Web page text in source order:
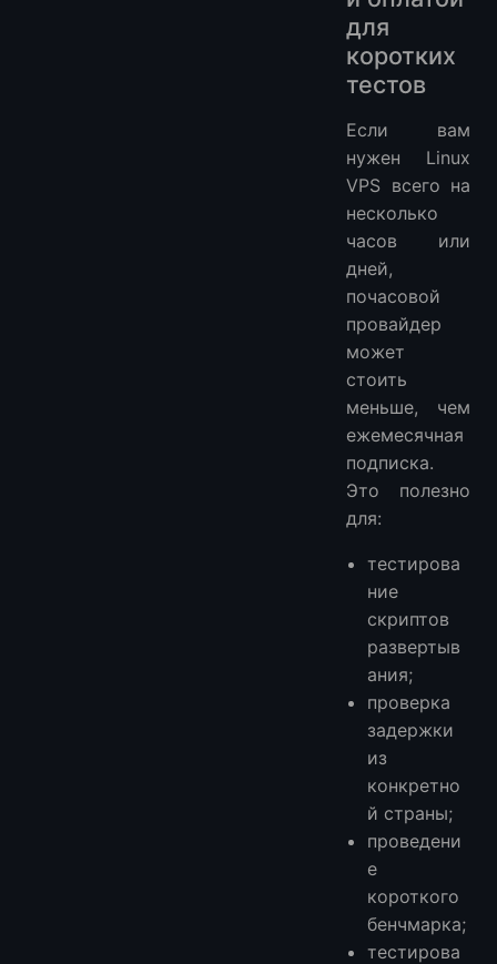
для
коротких
тестов
Если вам
нужен Linux
VPS всего на
несколько
часов или
дней,
почасовой
провайдер
может
стоить
меньше, чем
ежемесячная
подписка.
Это полезно
для:
тестирова
ние
скриптов
развертыв
ания;
проверка
задержки
из
конкретно
й страны;
проведени
е
короткого
бенчмарка;
тестирова